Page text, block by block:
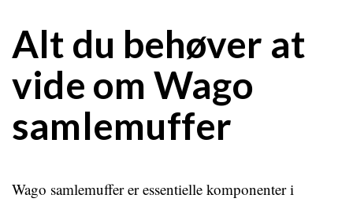
Alt du behøver at
vide om Wago
samlemuffer
Wago samlemuffer er essentielle komponenter i